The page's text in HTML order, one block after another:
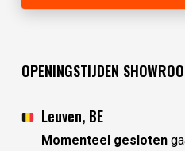
OPENINGSTIJDEN
Leuven, BE
Momenteel gesloten